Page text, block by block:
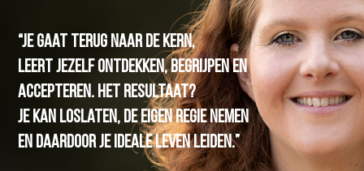
“Je gaat terug naar de kern,
leert jezelf ontdekken, begrijpen en
accepteren. Het resultaat?
Je kan loslaten, de eigen regie nemen
en daardoor je ideale leven leiden.”